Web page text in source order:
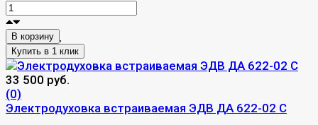
В корзину
33 500 руб.
(0)
Электродуховка встраиваемая ЭДВ ДА 622-02 С